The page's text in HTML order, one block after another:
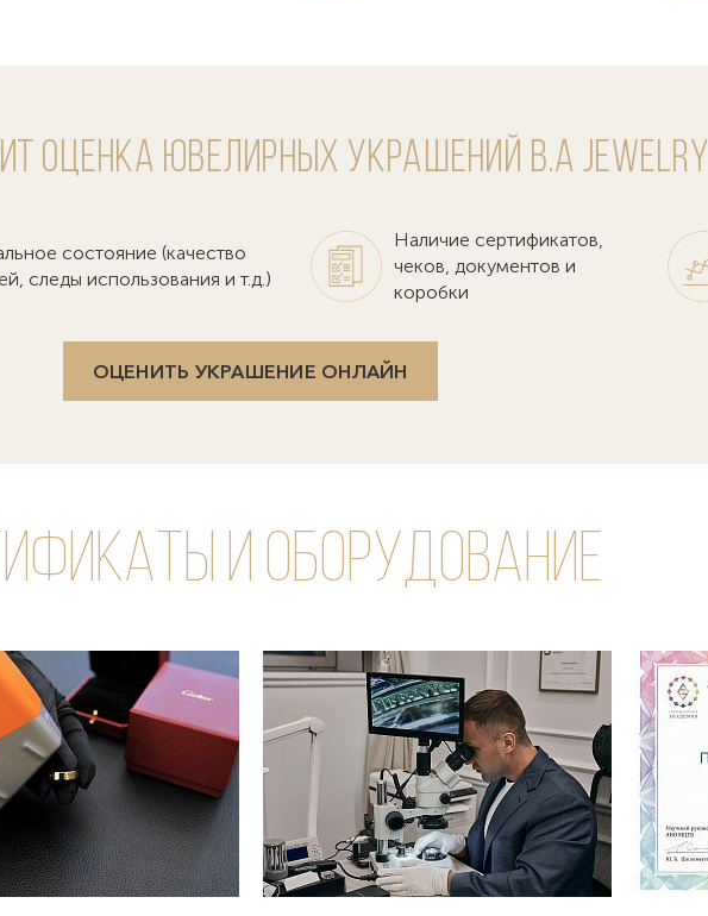
оценка ювелирных украшений B.A Jewelry
состояние (качество
следы использования и т.д.)
Наличие сертификатов,
чеков, документов и
коробки
ОЦЕНИТЬ УКРАШЕНИЕ ОНЛАЙН
и оборудование